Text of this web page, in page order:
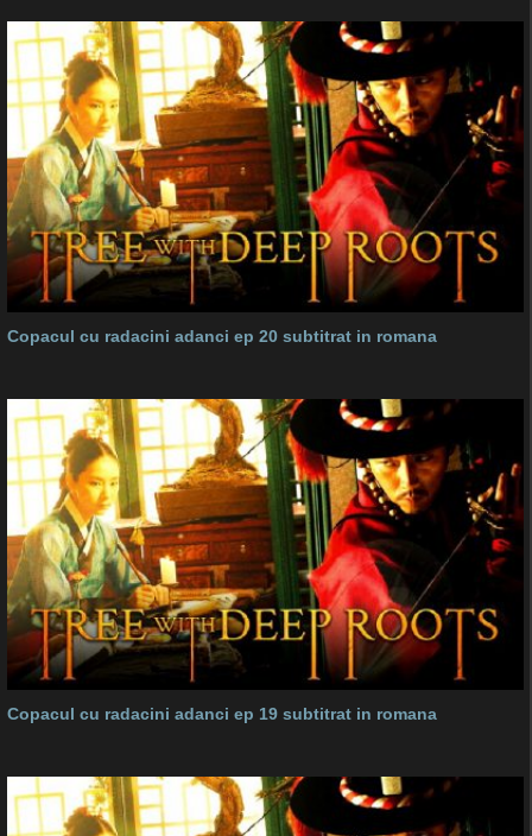
Copacul cu radacini adanci ep 20 subtitrat in romana
Copacul cu radacini adanci ep 19 subtitrat in romana